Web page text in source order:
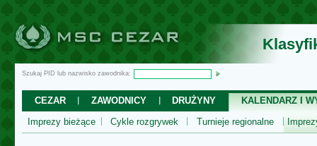
Szukaj PID lub nazwisko zawodnika:
CEZAR ZAWODNICY DRUŻYNY
KALENDARZ I
Imprezy bieżące
Cykle rozgrywek Turnieje regionalne